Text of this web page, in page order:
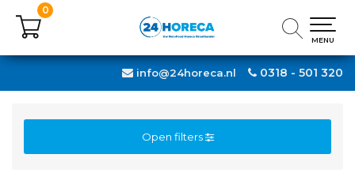
0318 - 501 320
info@24horeca.nl
0
MENU
0
MENU
Open filters